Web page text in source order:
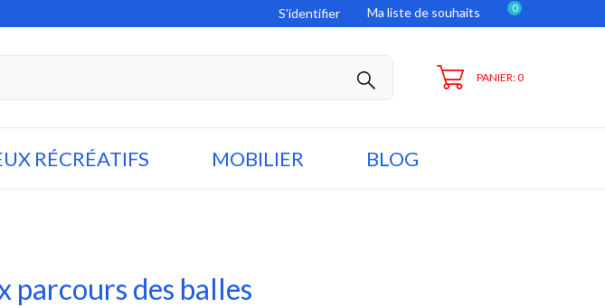
S'identifier Ma liste de souhaits 0
PANIER: 0
RÉCRÉATIFS MOBILIER BLOG
parcours des balles